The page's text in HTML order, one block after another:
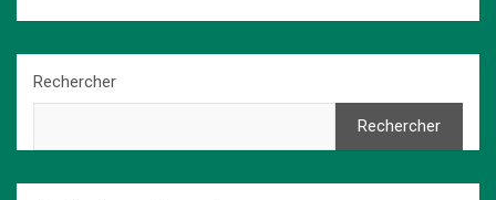
Rechercher
Rechercher